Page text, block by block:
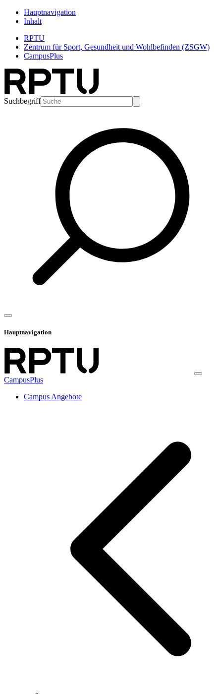
Hauptnavigation
Inhalt
RPTU
Zentrum für Sport, Gesundheit und Wohlbefinden (ZSGW)
CampusPlus
Suchbegriff
Hauptnavigation
CampusPlus
Campus Angebote